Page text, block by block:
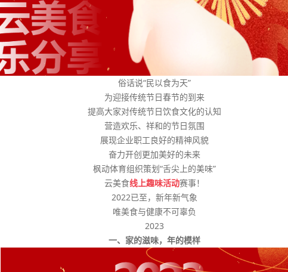
俗话说“民以食为天”
为迎接传统节日春节的到来
提高大家对传统节日饮食文化的认知
营造欢乐、祥和的节日氛围
展现企业职工良好的精神风貌
奋力开创更加美好的未来
枫动体育组织策划“舌尖上的美味”
云美食线上趣味活动赛事！
2022已至，新年新气象
唯美食与健康不可辜负
2023
一、家的滋味，年的模样